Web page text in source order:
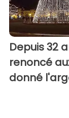
Depuis 32
renoncé
donné